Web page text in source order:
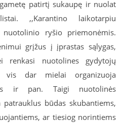
patirtį sukaupę ir nuolat
,,Karantino laikotarpiu
ryšio priemonėmis.
grįžus į įprastas sąlygas,
renkasi nuotolines gydytojų
vis dar mielai organizuoja
ir pan. Taigi nuotolinės
būdas skubantiems,
ar tiesiog norintiems